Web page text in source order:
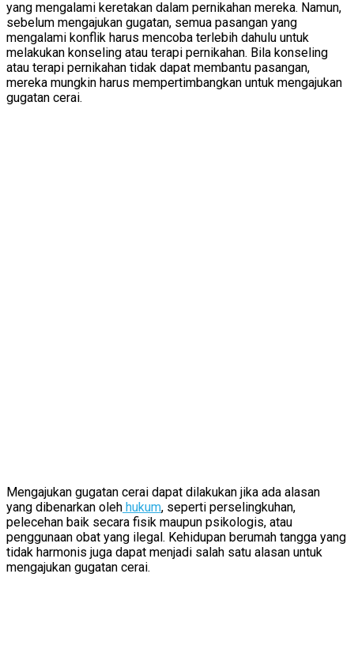
yang mengalami keretakan dalam pernikahan mereka. Namun,
sebelum mengajukan gugatan, semua pasangan yang
mengalami konflik harus mencoba terlebih dahulu untuk
melakukan konseling atau terapi pernikahan. Bila konseling
atau terapi pernikahan tidak dapat membantu pasangan,
mereka mungkin harus mempertimbangkan untuk mengajukan
gugatan cerai.
Mengajukan gugatan cerai dapat dilakukan jika ada alasan
yang dibenarkan oleh hukum, seperti perselingkuhan,
pelecehan baik secara fisik maupun psikologis, atau
penggunaan obat yang ilegal. Kehidupan berumah tangga yang
tidak harmonis juga dapat menjadi salah satu alasan untuk
mengajukan gugatan cerai.